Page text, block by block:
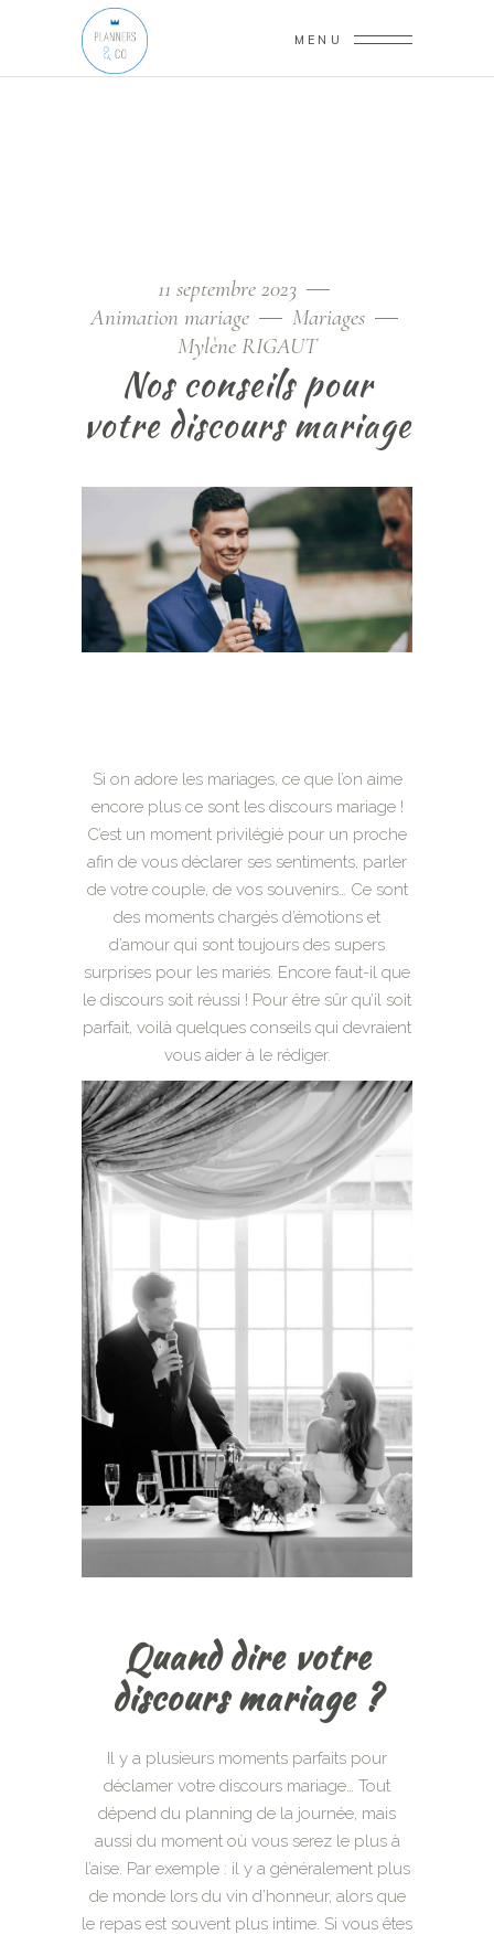
MENU
11 septembre 2023
Animation mariage
Mariages
Mylène RIGAUT
Nos conseils pour
votre discours mariage
Si on adore les mariages, ce que l’on aime
encore plus ce sont les discours mariage !
C’est un moment privilégié pour un proche
afin de vous déclarer ses sentiments, parler
de votre couple, de vos souvenirs… Ce sont
des moments chargés d’émotions et
d’amour qui sont toujours des supers
surprises pour les mariés. Encore faut-il que
le discours soit réussi ! Pour être sûr qu’il soit
parfait, voilà quelques conseils qui devraient
vous aider à le rédiger.
Quand dire votre
discours mariage ?
Il y a plusieurs moments parfaits pour
déclamer votre discours mariage… Tout
dépend du planning de la journée, mais
aussi du moment où vous serez le plus à
l’aise. Par exemple : il y a généralement plus
de monde lors du vin d’honneur, alors que
le repas est souvent plus intime. Si vous êtes